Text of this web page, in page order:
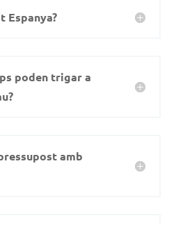
Espanya?
poden trigar a
amb